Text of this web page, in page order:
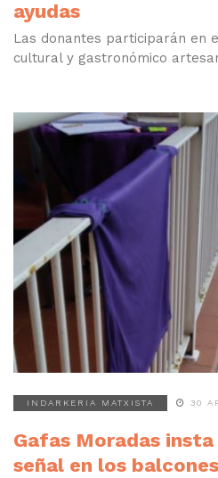
ayudas
Las donantes participarán en
cultural y gastronómico
INDARKERIA MATXISTA 30
Gafas Moradas
señal en los